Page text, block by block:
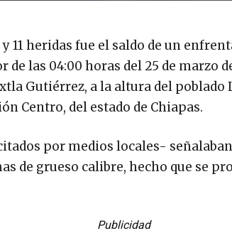
11 heridas fue el saldo de un
las 04:00 horas del 25 de marzo
Gutiérrez, a la altura del poblado
Centro, del estado de Chiapas.
por medios locales-
de grueso calibre, hecho que se
Publicidad